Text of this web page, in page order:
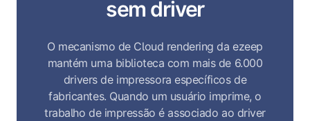
sem driver
O mecanismo de Cloud rendering da ezeep
mantém uma biblioteca com mais de 6.000
drivers de impressora específicos de
fabricantes. Quando um usuário imprime, o
trabalho de impressão é associado ao driver